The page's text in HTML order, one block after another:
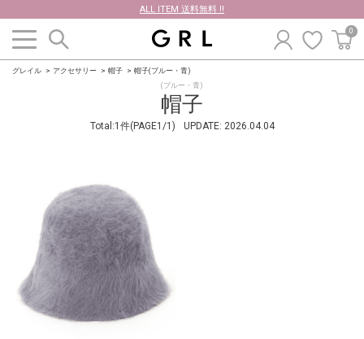
ALL ITEM 送料無料 !!
0
グレイル アクセサリー 帽子 帽子(ブルー・青)
帽子
(ブルー・青)
Total:1件(PAGE1/1) UPDATE: 2026.04.04